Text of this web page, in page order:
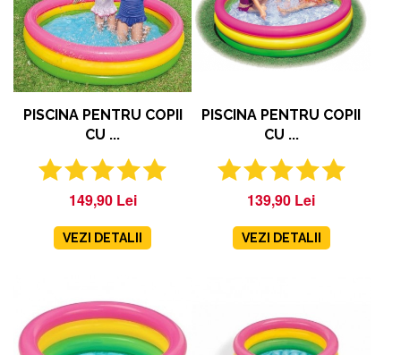
PISCINA PENTRU COPII
CU ...
149,90 Lei
VEZI DETALII
PISCINA PENTRU COPII
CU ...
139,90 Lei
VEZI DETALII